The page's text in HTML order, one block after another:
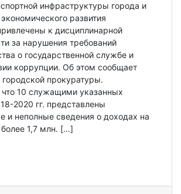
инфраструктуры города и
развития
к дисциплинарной
за нарушения требований
о государственной службе и
коррупции. Об этом сообщает
прокуратуры.
что 10 служащими указанных
2020 гг. представлены
и неполные сведения о доходах на
1,7 млн. […]